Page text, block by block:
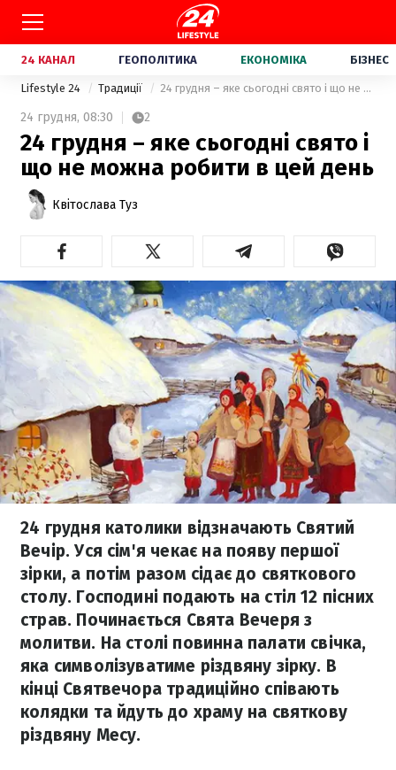
24 КАНАЛ ГЕОПОЛІТИКА ЕКОНОМІКА БІЗНЕС
Lifestyle 24 Традиції 24 грудня – яке сьогодні свято і що не можна робити в цей день
24 грудня, 08:30 2
24 грудня – яке сьогодні свято і
що не можна робити в цей день
Квітослава Туз
24 грудня католики відзначають Святий
Вечір. Уся сім'я чекає на появу першої
зірки, а потім разом сідає до святкового
столу. Господині подають на стіл 12 пісних
страв. Починається Свята Вечеря з
молитви. На столі повинна палати свічка,
яка символізуватиме різдвяну зірку. В
кінці Святвечора традиційно співають
колядки та йдуть до храму на святкову
різдвяну Месу.